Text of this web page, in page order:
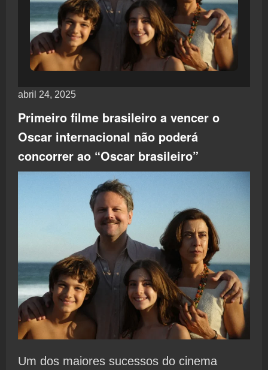
abril 24, 2025
Primeiro filme brasileiro a vencer o
Oscar internacional não poderá
concorrer ao “Oscar brasileiro”
Um dos maiores sucessos do cinema